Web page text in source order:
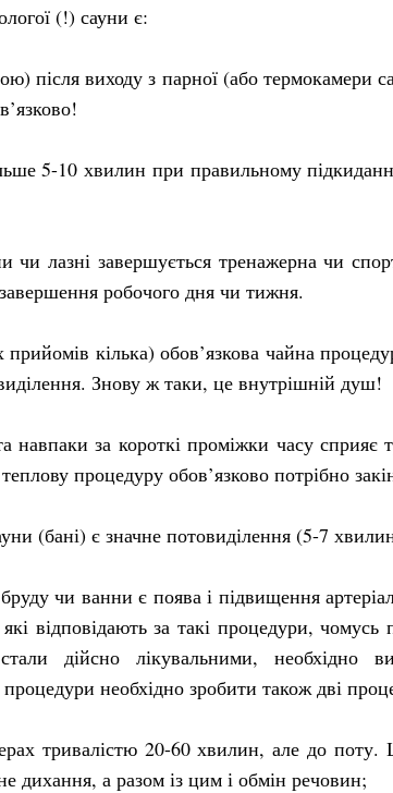
(!) сауни є:
після виходу з парної (або термокамери
5-10 хвилин при правильному
лазні завершується тренажерна чи
робочого дня чи тижня.
кілька) обов’язкова чайна
Знову ж таки, це внутрішній душ!
навпаки за короткі проміжки часу
процедуру обов’язково потрібно
(бані) є значне потовиділення (5-7
чи ванни є поява і підвищення
відповідають за такі процедури, чомусь
дійсно лікувальними, необхідно
необхідно зробити також дві
тривалістю 20-60 хвилин, але до
дихання, а разом із цим і обмін речовин;